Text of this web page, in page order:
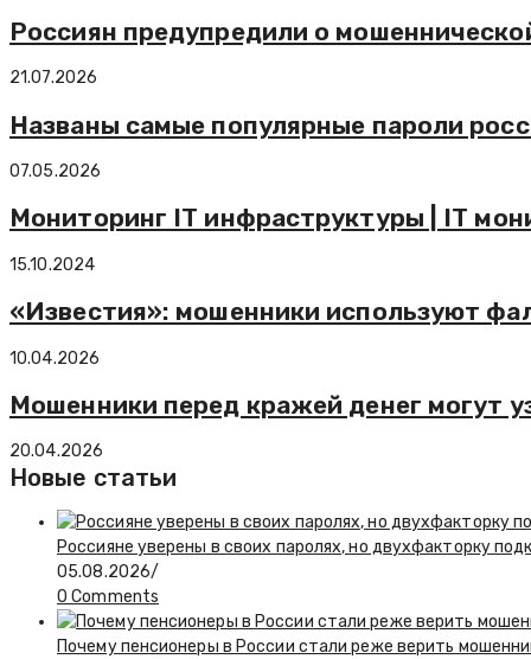
Россиян предупредили о
21.07.2026
Названы самые популярные пароли
07.05.2026
Мониторинг IT инфраструктуры | IT
15.10.2024
«Известия»: мошенники используют
10.04.2026
Мошенники перед кражей денег могут
20.04.2026
Новые статьи
Россияне уверены в своих паролях, но двухфакторку
05.08.2026/
0 Comments
Почему пенсионеры в России стали реже верить